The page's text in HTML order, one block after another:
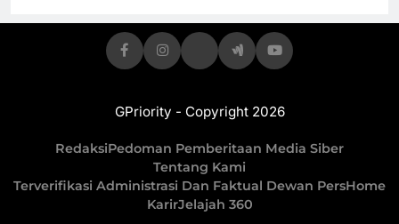
GPriority - Copyright 2026
RedaksiPedoman Pemberitaan Media Siber
Tentang Kami
Terverifikasi Administrasi Dan Faktual Dewan PersHome
KarirJelajah 360